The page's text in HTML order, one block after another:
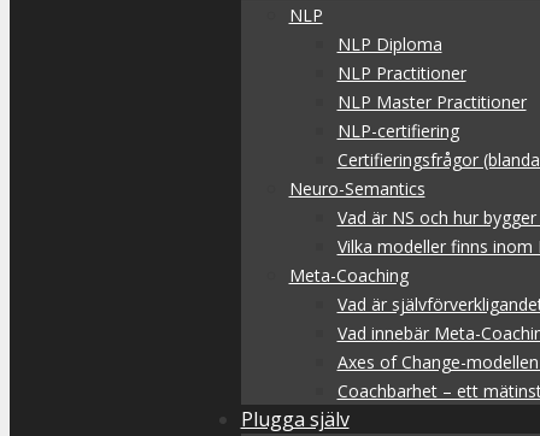
NLP
NLP Diploma
NLP Practitioner
NLP Master Practitioner
NLP-certifiering
Certifieringsfrågor
Neuro-Semantics
Vad är NS och hur
Vilka modeller finns inom
Meta-Coaching
Vad är
Vad innebär Meta-
Axes of Change-
Coachbarhet – ett
Plugga själv